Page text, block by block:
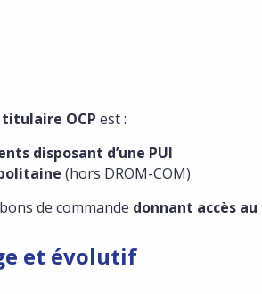
titulaire OCP est :
disposant d’une PUI
(hors DROM-COM)
de commande donnant accès
et évolutif